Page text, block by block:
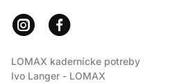
LOMAX kadernícke potreby
Ivo Langer - LOMAX